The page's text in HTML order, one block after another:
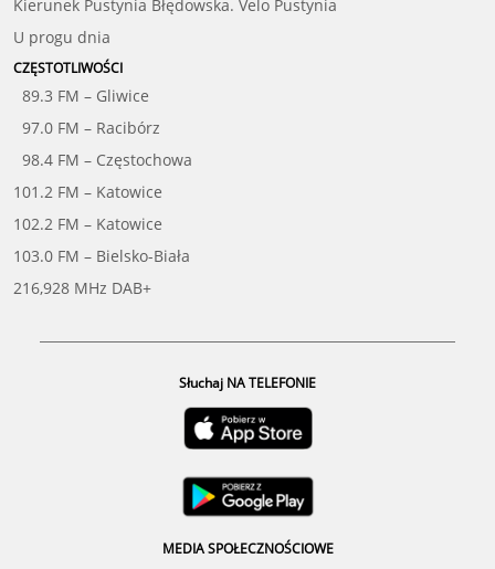
Kierunek Pustynia Błędowska. Velo Pustynia
U progu dnia
CZĘSTOTLIWOŚCI
89.3 FM – Gliwice
97.0 FM – Racibórz
98.4 FM – Częstochowa
101.2 FM – Katowice
102.2 FM – Katowice
103.0 FM – Bielsko-Biała
216,928 MHz DAB+
Słuchaj NA TELEFONIE
MEDIA SPOŁECZNOŚCIOWE